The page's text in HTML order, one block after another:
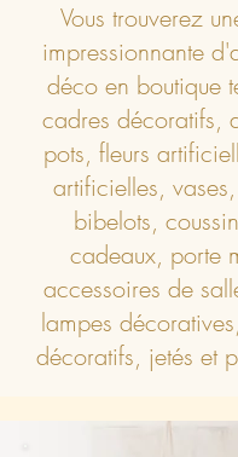
Vous trouverez
impressionnante
déco en boutique
cadres décoratifs,
pots, fleurs
artificielles,
bibelots,
cadeaux, porte
accessoires de
lampes
décoratifs, jetés et